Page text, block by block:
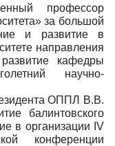
профессор
за большой
и развитие в
направления
кафедры
научно-
ОППЛ В.В.
балинтовского
в организации IV
конференции